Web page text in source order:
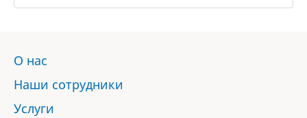
О нас
Наши сотрудники
Услуги